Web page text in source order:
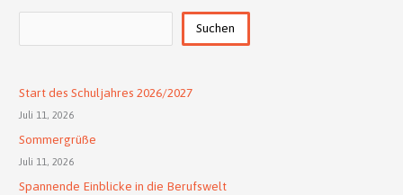
Suchen
Start des Schuljahres 2026/2027
Juli 11, 2026
Sommergrüße
Juli 11, 2026
Spannende Einblicke in die Berufswelt